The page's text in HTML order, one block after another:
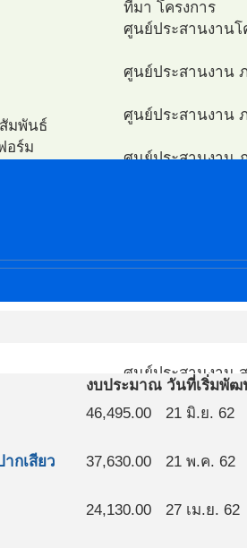
มพันธ์
อร์ม
PA
ย่าง
อบสมรรถนะ สสส
ที่มา โครงการ
ศูนย์ประสานงานโ
ศูนย์ประสานงาน
ศูนย์ประสานงาน
ศูนย์ประสานงาน
ศูนย์ประสานงาน
งบประมาณ วันที่เริ่มพัฒ
46,495.00 21 มิ.ย. 62
กเสียว
37,630.00 21 พ.ค. 62
24,130.00 27 เม.ย. 62